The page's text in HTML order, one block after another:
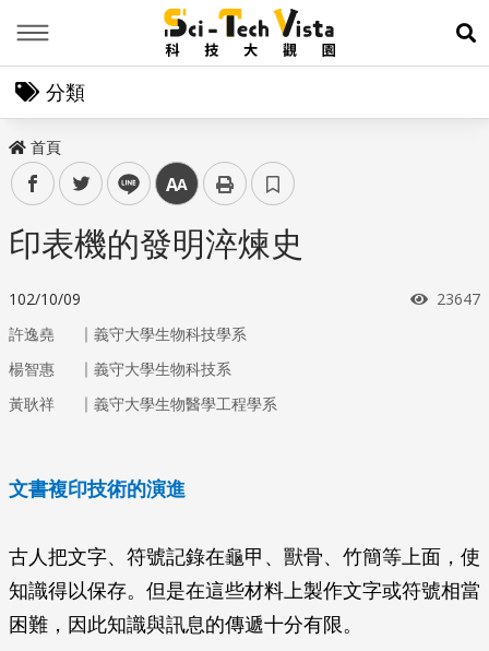
展
分類
首頁
facebooktwitter line 中
印表機的發明淬煉史
102/10/09 瀏覽次
23647
許逸堯 ｜ 義守大學生物科技學系
楊智惠
｜ 義守大學生物科技系
黃耿祥
｜ 義守大學生物醫學工程學系
文書複印技術的演進
古人把文字、符號記錄在龜甲、獸骨、竹簡等上面，使
知識得以保存。但是在這些材料上製作文字或符號相當
困難，因此知識與訊息的傳遞十分有限。